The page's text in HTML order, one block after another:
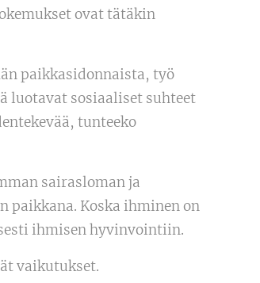
ovat tätäkin
paikkasidonnaista, työ
luotavat sosiaaliset suhteet
tunteeko
sairasloman ja
paikkana. Koska ihminen on
ihmisen hyvinvointiin.
vaikutukset.